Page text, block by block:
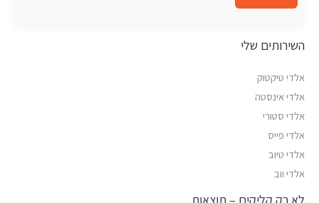
השירותים שלי
אלדי טיקטוק
אלדי אינסטה
אלדי סטורי
אלדי פייס
אלדי טיוב
אלדי ווב
לא רק קליקים – תוצאות